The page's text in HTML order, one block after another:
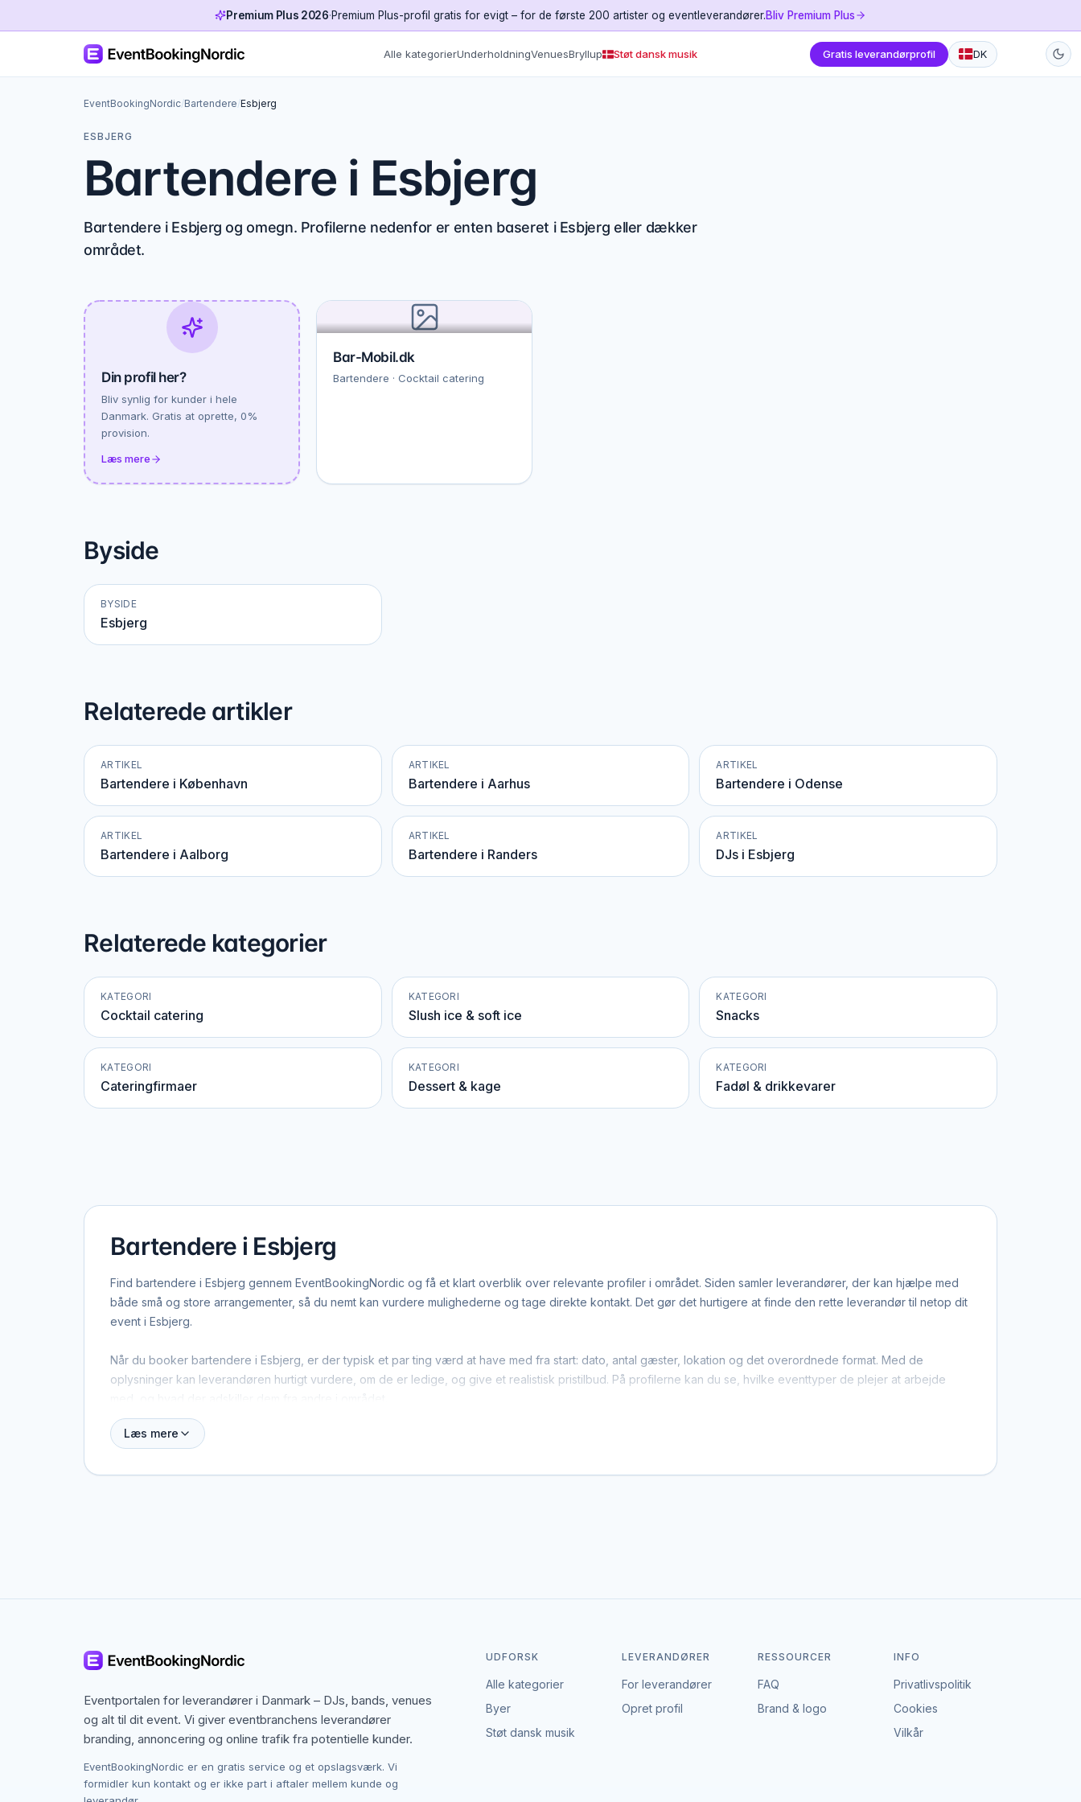
Premium Plus 2026·Premium Plus-profil gratis for evigt – for de første 200 artister og eventleverandører.Bliv Premium Plus
Alle kategorierUnderholdningVenuesBryllup Støt dansk musik Gratis leverandørprofil DK
EventBookingNordic/Bartendere/Esbjerg
ESBJERG
Bartendere i Esbjerg
Bartendere i Esbjerg og omegn. Profilerne nedenfor er enten baseret i Esbjerg eller dækker
området.
Din profil her?
Bliv synlig for kunder i hele
Danmark. Gratis at oprette, 0%
provision.
Læs mere
Bar-Mobil.dk
Bartendere · Cocktail catering
Byside
BYSIDE
Esbjerg
Relaterede artikler
ARTIKEL
Bartendere i København
ARTIKEL
Bartendere i Aarhus
ARTIKEL
Bartendere i Odense
ARTIKEL
Bartendere i Aalborg
ARTIKEL
Bartendere i Randers
ARTIKEL
DJs i Esbjerg
Relaterede kategorier
KATEGORI
Cocktail catering
KATEGORI
Slush ice & soft ice
KATEGORI
Snacks
KATEGORI
Cateringfirmaer
KATEGORI
Dessert & kage
KATEGORI
Fadøl & drikkevarer
Bartendere i Esbjerg
Find bartendere i Esbjerg gennem EventBookingNordic og få et klart overblik over relevante profiler i området. Siden samler leverandører, der kan hjælpe med
både små og store arrangementer, så du nemt kan vurdere mulighederne og tage direkte kontakt. Det gør det hurtigere at finde den rette leverandør til netop dit
event i Esbjerg.
Når du booker bartendere i Esbjerg, er der typisk et par ting værd at have med fra start: dato, antal gæster, lokation og det overordnede format. Med de
oplysninger kan leverandøren hurtigt vurdere, om de er ledige, og give et realistisk pristilbud. På profilerne kan du se, hvilke eventtyper de plejer at arbejde
Esbjerg dækker både centrum og omegn, og mange bartendere-leverandører arbejder bredt i regionen. Det betyder, at du ikke kun finder dem med base i
speciel ramme i tankerne.
Læs mere
Eventportalen for leverandører i Danmark – DJs, bands, venues
og alt til dit event. Vi giver eventbranchens leverandører
branding, annoncering og online trafik fra potentielle kunder.
EventBookingNordic er en gratis service og et opslagsværk. Vi
formidler kun kontakt og er ikke part i aftaler mellem kunde og
UDFORSK
Alle kategorier
Byer
Støt dansk musik
LEVERANDØRER
For leverandører
Opret profil
RESSOURCER
FAQ
Brand & logo
INFO
Privatlivspolitik
Cookies
Vilkår